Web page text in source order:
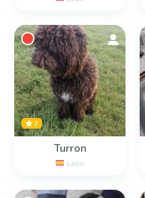
7
Turron
León